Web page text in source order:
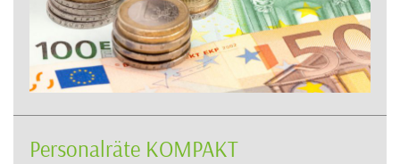
Personalräte KOMPAKT